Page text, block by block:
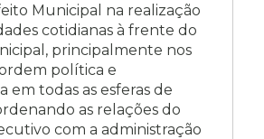
Municipal na realização
cotidianas à frente do
principalmente nos
política e
em todas as esferas de
as relações do
com a administração